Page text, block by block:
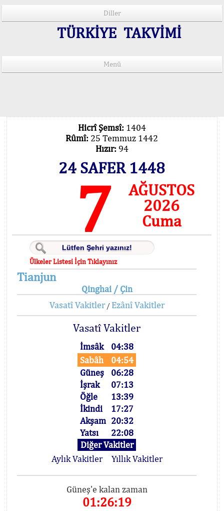
Diller
TÜRKİYE TAKVİMİ
Menü
Hicrî Şemsî: 1404
Rûmî: 25 Temmuz 1442
Hızır: 94
24 SAFER 1448
7
AĞUSTOS
2026
Cuma
Ülkeler Listesi İçin Tıklayınız
Tianjun
Qinghai / Çin
Vasatî Vakitler/ Ezânî Vakitler
Vasatî Vakitler
İmsâk
04:38
Sabâh
04:54
Güneş
06:28
İşrak
07:13
Öğle
13:39
İkindi
17:27
Akşam 20:32
Yatsı
22:08
Diğer Vakitler
Aylık Vakitler
Yıllık Vakitler
Güneş'e kalan zaman
01:26:19